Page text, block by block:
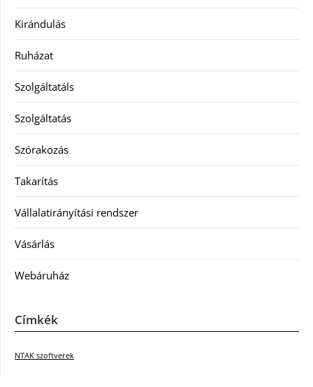
Kirándulás
Ruházat
Szolgáltatáls
Szolgáltatás
Szórakozás
Takarítás
Vállalatirányítási rendszer
Vásárlás
Webáruház
Címkék
NTAK szoftverek